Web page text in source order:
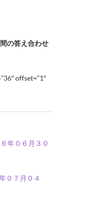
の答え合わせ
offset=”1″
年０６月３０
０７月０４